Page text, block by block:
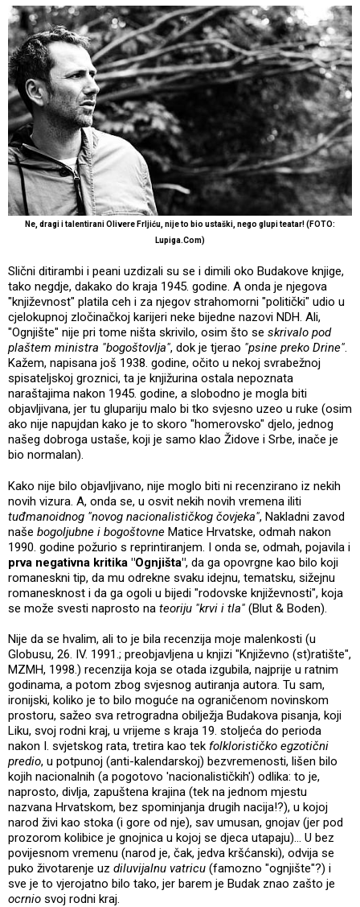
Ne, dragi i talentirani Olivere Frljiću, nije to bio ustaški, nego glupi teatar! (FOTO:
Lupiga.Com)
Slični ditirambi i peani uzdizali su se i dimili oko Budakove knjige,
tako negdje, dakako do kraja 1945. godine. A onda je njegova
"književnost" platila ceh i za njegov strahomorni "politički" udio u
cjelokupnoj zločinačkoj karijeri neke bijedne nazovi NDH. Ali,
"Ognjište" nije pri tome ništa skrivilo, osim što se skrivalo pod
plaštem ministra "bogoštovlja", dok je tjerao "psine preko Drine".
Kažem, napisana još 1938. godine, očito u nekoj svrabežnoj
spisateljskoj groznici, ta je knjižurina ostala nepoznata
naraštajima nakon 1945. godine, a slobodno je mogla biti
objavljivana, jer tu glupariju malo bi tko svjesno uzeo u ruke (osim
ako nije napujdan kako je to skoro "homerovsko" djelo, jednog
našeg dobroga ustaše, koji je samo klao Židove i Srbe, inače je
bio normalan).
Kako nije bilo objavljivano, nije moglo biti ni recenzirano iz nekih
novih vizura. A, onda se, u osvit nekih novih vremena iliti
tuđmanoidnog "novog nacionalističkog čovjeka", Nakladni zavod
naše bogoljubne i bogoštovne Matice Hrvatske, odmah nakon
1990. godine požurio s reprintiranjem. I onda se, odmah, pojavila i
prva negativna kritika "Ognjišta", da ga opovrgne kao bilo koji
romaneskni tip, da mu odrekne svaku idejnu, tematsku, sižejnu
romanesknost i da ga ogoli u bijedi "rodovske književnosti", koja
se može svesti naprosto na teoriju "krvi i tla" (Blut & Boden).
Nije da se hvalim, ali to je bila recenzija moje malenkosti (u
Globusu, 26. IV. 1991.; preobjavljena u knjizi "Književno (st)ratište",
MZMH, 1998.) recenzija koja se otada izgubila, najprije u ratnim
godinama, a potom zbog svjesnog autiranja autora. Tu sam,
ironijski, koliko je to bilo moguće na ograničenom novinskom
prostoru, sažeo sva retrogradna obilježja Budakova pisanja, koji
Liku, svoj rodni kraj, u vrijeme s kraja 19. stoljeća do perioda
nakon I. svjetskog rata, tretira kao tek folklorističko egzotični
predio, u potpunoj (anti-kalendarskoj) bezvremenosti, lišen bilo
kojih nacionalnih (a pogotovo 'nacionalističkih') odlika: to je,
naprosto, divlja, zapuštena krajina (tek na jednom mjestu
nazvana Hrvatskom, bez spominjanja drugih nacija!?), u kojoj
narod živi kao stoka (i gore od nje), sav umusan, gnojav (jer pod
prozorom kolibice je gnojnica u kojoj se djeca utapaju)... U bez
povijesnom vremenu (narod je, čak, jedva kršćanski), odvija se
puko životarenje uz diluvijalnu vatricu (famozno "ognjište"?) i
sve je to vjerojatno bilo tako, jer barem je Budak znao zašto je
ocrnio svoj rodni kraj.